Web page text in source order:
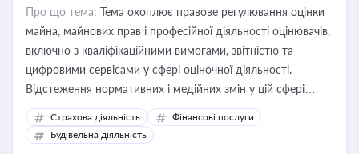
Про що тема: Тема охоплює правове регулювання оцінки
майна, майнових прав і професійної діяльності оцінювачів,
включно з кваліфікаційними вимогами, звітністю та
цифровими сервісами у сфері оціночної діяльності.
Відстеження нормативних і медійних змін у цій сфері
корисне для власника бізнесу, керівника, юриста або
бухгалтера під час оподаткування, приватизації, оренди
державного майна, корпоративних угод і перевірки
Страхова діяльність
Фінансові послуги
Будівельна діяльність